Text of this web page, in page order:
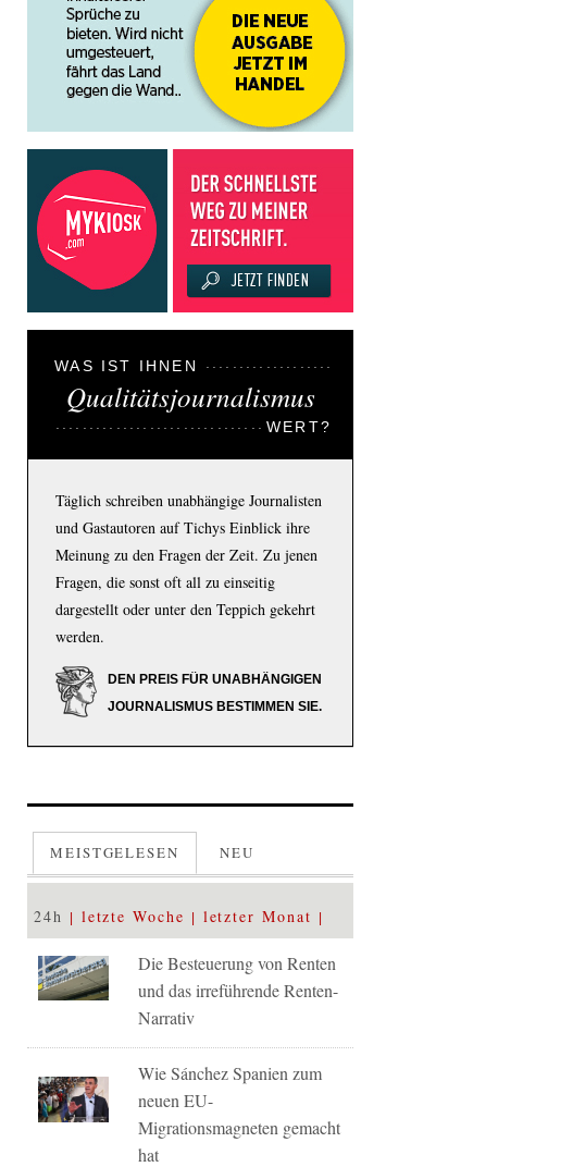
WAS IST IHNEN
Qualitätsjournalismus
WERT?
Täglich schreiben unabhängige Journalisten
und Gastautoren auf Tichys Einblick ihre
Meinung zu den Fragen der Zeit. Zu jenen
Fragen, die sonst oft all zu einseitig
dargestellt oder unter den Teppich gekehrt
werden.
DEN PREIS FÜR UNABHÄNGIGEN
JOURNALISMUS BESTIMMEN SIE.
MEISTGELESEN NEU
24h letzte Woche letzter Monat
Die Besteuerung von Renten
und das irreführende Renten-
Narrativ
Wie Sánchez Spanien zum
neuen EU-
Migrationsmagneten gemacht
hat